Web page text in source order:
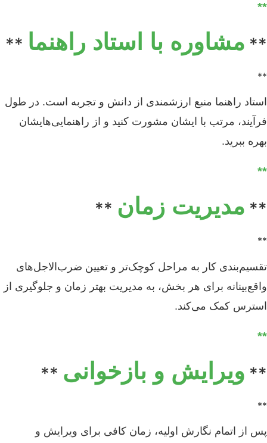
**
** مشاوره با استاد راهنما **
**
استاد راهنما منبع ارزشمندی از دانش و تجربه است. در طول
فرآیند، مرتب با ایشان مشورت کنید و از راهنمایی‌هایشان
بهره ببرید.
**
** مدیریت زمان **
**
تقسیم‌بندی کار به مراحل کوچک‌تر و تعیین ضرب‌الاجل‌های
واقع‌بینانه برای هر بخش، به مدیریت بهتر زمان و جلوگیری از
استرس کمک می‌کند.
**
** ویرایش و بازخوانی **
**
پس از اتمام نگارش اولیه، زمان کافی برای ویرایش و